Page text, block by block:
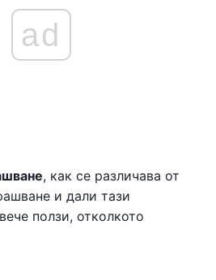
ad
, как се различава от
и дали тази
ползи, отколкото